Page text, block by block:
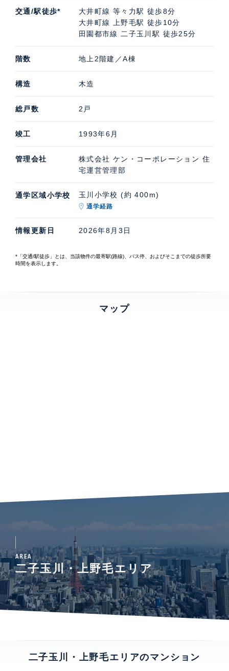
交通/駅徒歩*
大井町線 等々力駅 徒歩8分
大井町線 上野毛駅 徒歩10分
田園都市線 二子玉川駅 徒歩25分
階数 地上2階建／A棟
構造 木造
総戸数 2戸
竣工 1993年6月
管理会社
株式会社 ケン・コーポレーション 住
宅運営管理部
通学区域小学校 玉川小学校 (約 400m)
通学経路
情報更新日 2026年8月3日
*「交通/駅徒歩」とは、当該物件の最寄駅(路線)、バス停、およびそこまでの徒歩所要
時間を表示します。
マップ
AREA
二子玉川・上野毛エリア
二子玉川・上野毛エリアのマンション